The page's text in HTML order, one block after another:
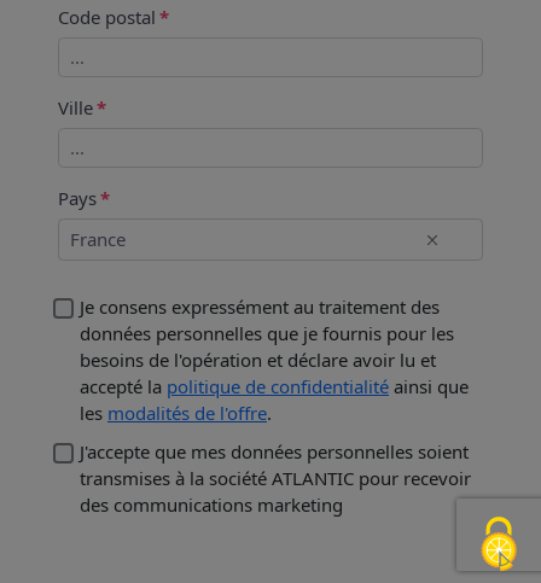
Code postal
Ville
Pays
France
Je consens expressément au traitement des
données personnelles que je fournis pour les
besoins de l'opération et déclare avoir lu et
accepté la politique de confidentialité ainsi que
les modalités de l'offre.
J'accepte que mes données personnelles soient
transmises à la société ATLANTIC pour recevoir
des communications marketing